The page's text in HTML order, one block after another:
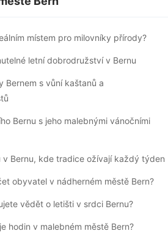
místem pro milovníky přírody?
letní dobrodružství v Bernu
Bernem s vůní kaštanů a
Bernu s jeho malebnými vánočními
v Bernu, kde tradice ožívají každý týden
obyvatel v nádherném městě Bern?
vědět o letišti v srdci Bernu?
hodin v malebném městě Bern?